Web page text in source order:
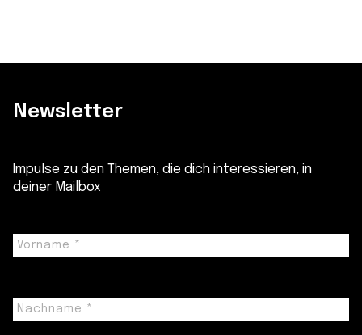
Newsletter
Impulse zu den Themen, die dich interessieren, in
deiner Mailbox